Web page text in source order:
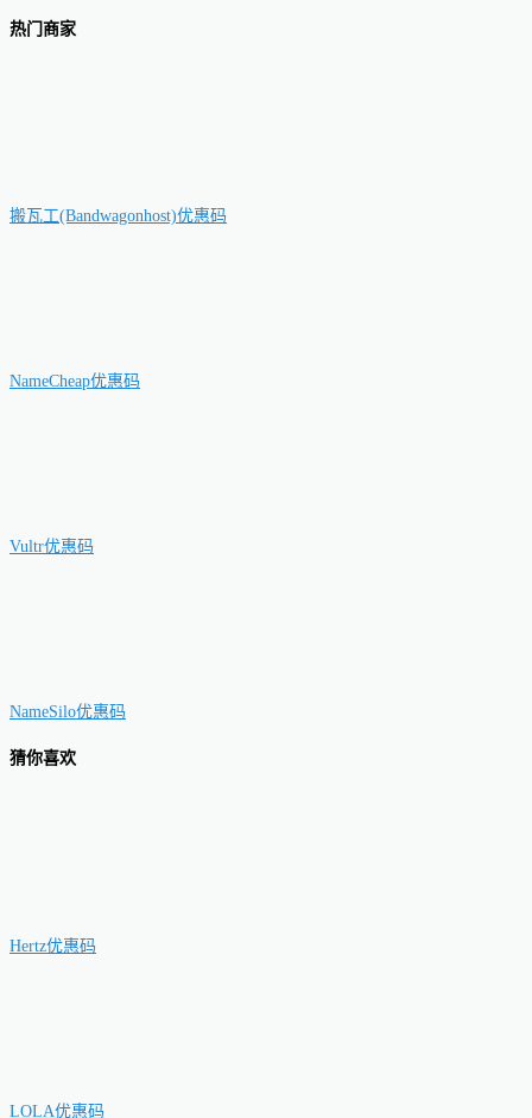
热门商家
搬瓦工(Bandwagonhost)优惠码
NameCheap优惠码
Vultr优惠码
NameSilo优惠码
猜你喜欢
Hertz优惠码
LOLA优惠码